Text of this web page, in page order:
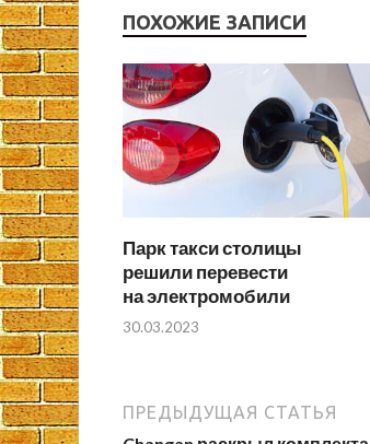
ПОХОЖИЕ ЗАПИСИ
Парк такси столицы
решили перевести
на электромобили
30.03.2023
ПРЕДЫДУЩАЯ СТАТЬЯ